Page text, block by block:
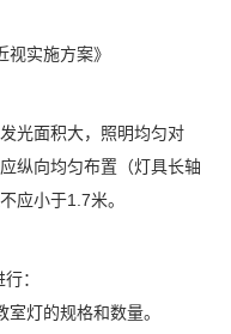
实施方案》
光面积大，照明均匀对
纵向均匀布置（灯具长轴
应小于1.7米。
：
灯的规格和数量。